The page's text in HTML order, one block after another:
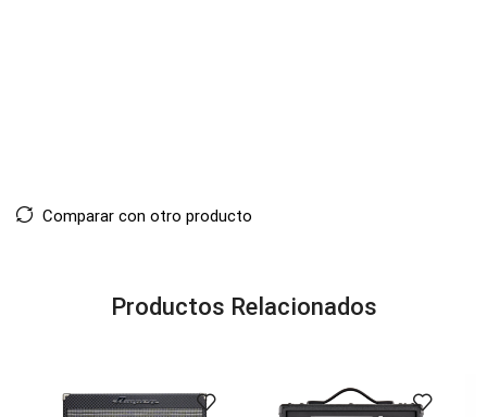
Comparar con otro producto
Productos Relacionados